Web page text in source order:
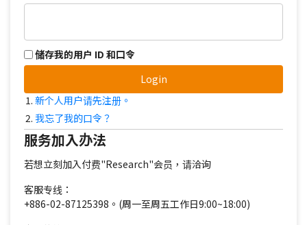
储存我的用户 ID 和口令
Login
新个人用户请先注册。
我忘了我的口令？
服务加入办法
若想立刻加入付费"Research"会员，请洽询
客服专线：
+886-02-87125398。(周一至周五工作日9:00~18:00)